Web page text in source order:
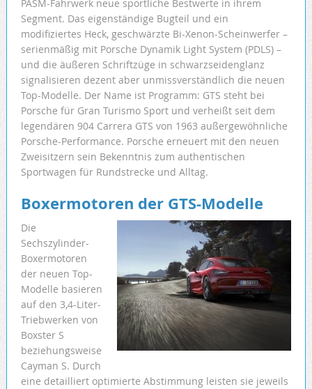
PASM-Fahrwerk neue sportliche Bestwerte in ihrem
Segment. Das eigenständige Bugteil und ein
modifiziertes Heck, geschwärzte Bi-Xenon-Scheinwerfer –
serienmäßig mit Porsche Dynamik Light System (PDLS) –
und die äußeren Schriftzüge in schwarzseidenglanz
signalisieren dezent aber unmissverständlich die neuen
Top-Modelle. Der Name ist Programm: GTS steht bei
Porsche für Gran Turismo Sport und verheißt seit dem
legendären 904 Carrera GTS von 1963 außergewöhnliche
Porsche-Performance. Porsche erneuert mit den neuen
Zweisitzern sein Bekenntnis zum authentischen
Sportwagen für Rundstrecke und Alltag.
Boxermotoren der GTS-Modelle
Die
Sechszylinder-
Boxermotoren
der neuen Top-
Modelle basieren
auf den 3,4-Liter-
Triebwerken von
Boxster S
beziehungsweise
Cayman S. Durch
eine detailliert optimierte Abstimmung leisten sie jeweils